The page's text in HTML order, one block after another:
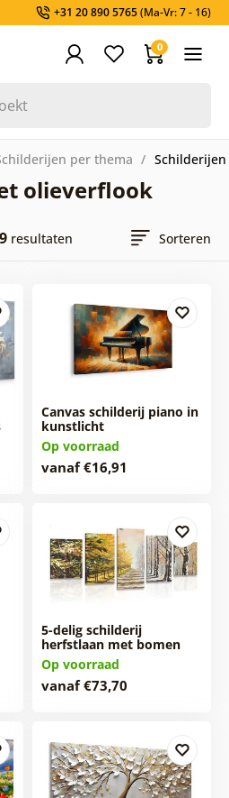
+31 20 890 5765(Ma-Vr: 7 - 16)
0
per thema
olieverflook
resultaten Sorteren
Canvas schilderij piano in
kunstlicht
Op voorraad
vanaf €16,91
5-delig schilderij
herfstlaan met bomen
Op voorraad
vanaf €73,70